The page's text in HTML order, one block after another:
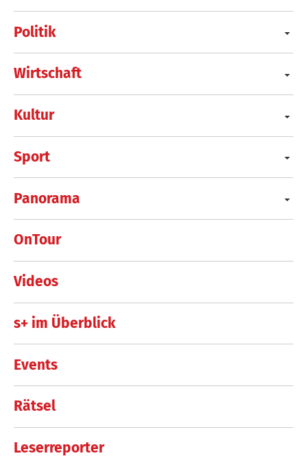
Politik
Wirtschaft
Kultur
Sport
Panorama
OnTour
Videos
s+ im Überblick
Events
Rätsel
Leserreporter